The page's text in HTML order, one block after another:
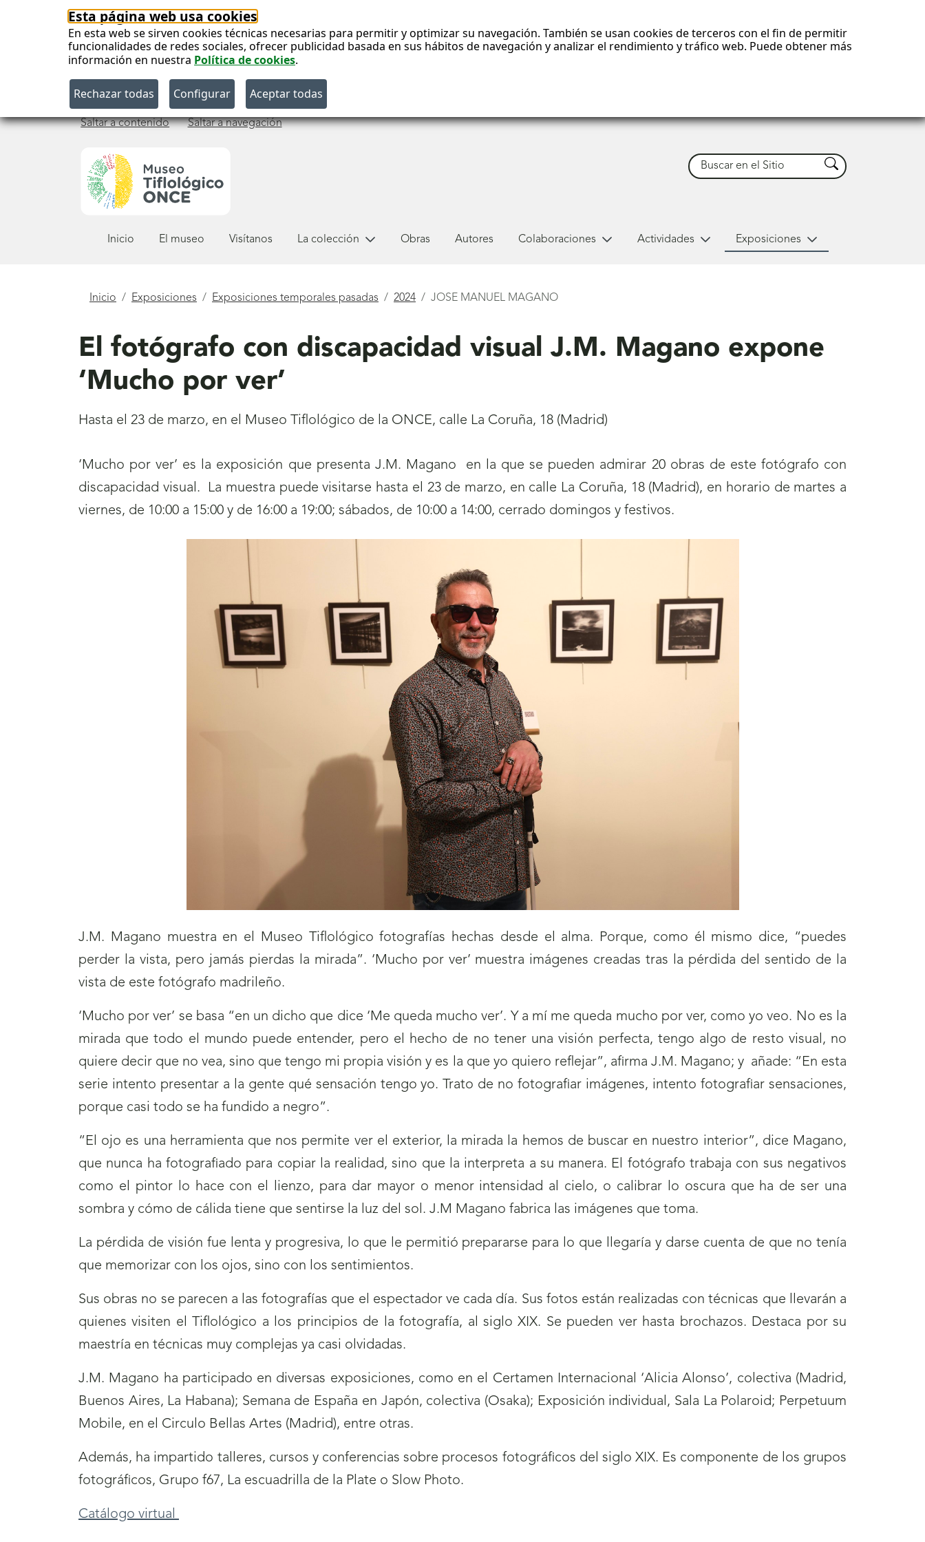
Esta página web usa cookies
En esta web se sirven cookies técnicas necesarias para permitir y optimizar su navegación. También se usan cookies de terceros con el fin de permitir
funcionalidades de redes sociales, ofrecer publicidad basada en sus hábitos de navegación y analizar el rendimiento y tráfico web. Puede obtener más
información en nuestra Política de cookies.
Saltar a contenido Saltar a navegación
Buscar Buscar
Inicio El museo Visítanos La colección Obras Autores Colaboraciones Actividades Exposiciones
Está
Inicio Exposiciones Exposiciones temporales pasadas 2024 JOSE MANUEL MAGANO
El fotógrafo con discapacidad visual J.M. Magano expone
‘Mucho por ver’
Hasta el 23 de marzo, en el Museo Tiflológico de la ONCE, calle La Coruña, 18 (Madrid)
‘Mucho por ver’ es la exposición que presenta J.M. Magano en la que se pueden admirar 20 obras de este fotógrafo con
discapacidad visual. La muestra puede visitarse hasta el 23 de marzo, en calle La Coruña, 18 (Madrid), en horario de martes a
viernes, de 10:00 a 15:00 y de 16:00 a 19:00; sábados, de 10:00 a 14:00, cerrado domingos y festivos.
J.M. Magano muestra en el Museo Tiflológico fotografías hechas desde el alma. Porque, como él mismo dice, “puedes
perder la vista, pero jamás pierdas la mirada”. ‘Mucho por ver’ muestra imágenes creadas tras la pérdida del sentido de la
vista de este fotógrafo madrileño.
‘Mucho por ver’ se basa “en un dicho que dice ‘Me queda mucho ver’. Y a mí me queda mucho por ver, como yo veo. No es la
mirada que todo el mundo puede entender, pero el hecho de no tener una visión perfecta, tengo algo de resto visual, no
quiere decir que no vea, sino que tengo mi propia visión y es la que yo quiero reflejar”, afirma J.M. Magano; y añade: “En esta
serie intento presentar a la gente qué sensación tengo yo. Trato de no fotografiar imágenes, intento fotografiar sensaciones,
porque casi todo se ha fundido a negro”.
“El ojo es una herramienta que nos permite ver el exterior, la mirada la hemos de buscar en nuestro interior”, dice Magano,
que nunca ha fotografiado para copiar la realidad, sino que la interpreta a su manera. El fotógrafo trabaja con sus negativos
como el pintor lo hace con el lienzo, para dar mayor o menor intensidad al cielo, o calibrar lo oscura que ha de ser una
sombra y cómo de cálida tiene que sentirse la luz del sol. J.M Magano fabrica las imágenes que toma.
La pérdida de visión fue lenta y progresiva, lo que le permitió prepararse para lo que llegaría y darse cuenta de que no tenía
que memorizar con los ojos, sino con los sentimientos.
Sus obras no se parecen a las fotografías que el espectador ve cada día. Sus fotos están realizadas con técnicas que llevarán a
quienes visiten el Tiflológico a los principios de la fotografía, al siglo XIX. Se pueden ver hasta brochazos. Destaca por su
maestría en técnicas muy complejas ya casi olvidadas.
J.M. Magano ha participado en diversas exposiciones, como en el Certamen Internacional ‘Alicia Alonso’, colectiva (Madrid,
Buenos Aires, La Habana); Semana de España en Japón, colectiva (Osaka); Exposición individual, Sala La Polaroid; Perpetuum
Mobile, en el Circulo Bellas Artes (Madrid), entre otras.
Además, ha impartido talleres, cursos y conferencias sobre procesos fotográficos del siglo XIX. Es componente de los grupos
fotográficos, Grupo f67, La escuadrilla de la Plate o Slow Photo.
Catálogo virtual